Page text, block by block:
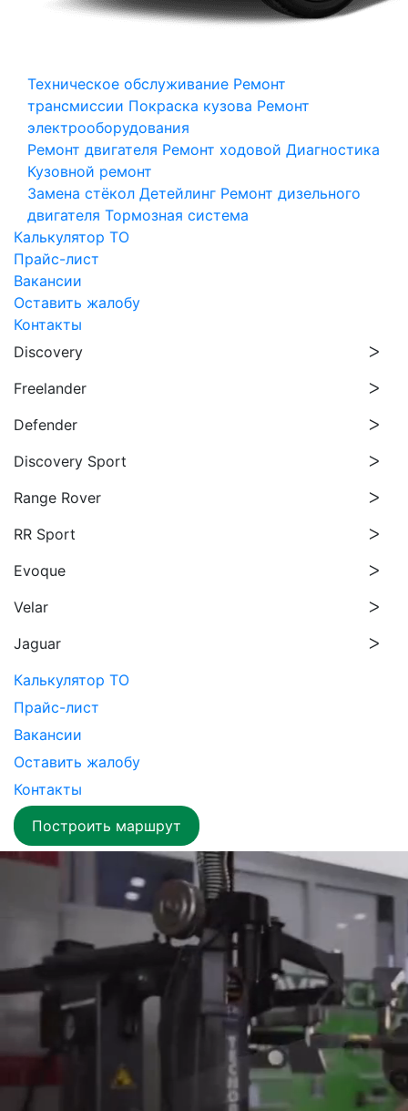
Техническое обслуживание Ремонт
трансмиссии Покраска кузова Ремонт
электрооборудования
Ремонт двигателя Ремонт ходовой Диагностика
Кузовной ремонт
Замена стёкол Детейлинг Ремонт дизельного
двигателя Тормозная система
Калькулятор ТО
Прайс-лист
Вакансии
Оставить жалобу
Контакты
Discovery
Freelander
Defender
Discovery Sport
Range Rover
RR Sport
Evoque
Velar
Jaguar
Калькулятор ТО
Прайс-лист
Вакансии
Оставить жалобу
Контакты
Построить маршрут